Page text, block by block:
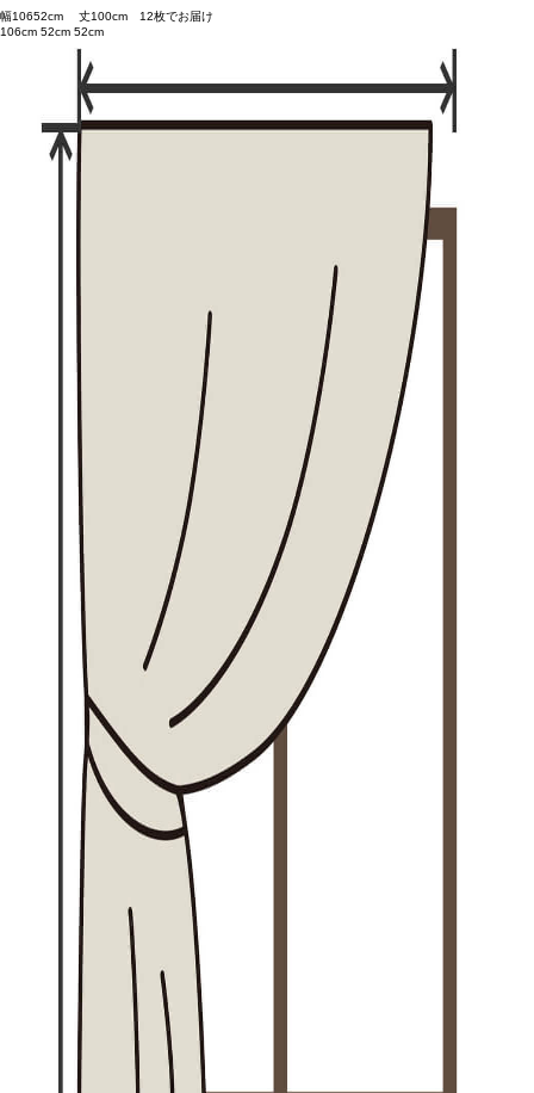
幅10652cm 丈100cm 12枚でお届け
106cm 52cm 52cm